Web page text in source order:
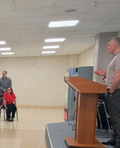
Радиационно-
объектов окружающей
Радиационный
материалов
Радиационно-
территорий отводимых
Индивидуальный
Испытания и
Обеспечение единства